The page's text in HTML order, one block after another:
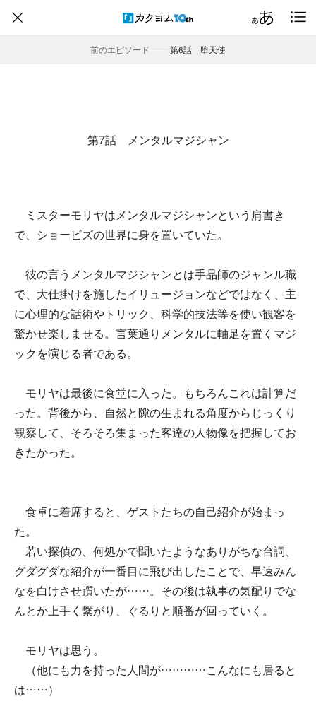
前のエピソード
―― 第6話 堕天使
第7話 メンタルマジシャン
ミスターモリヤはメンタルマジシャンという肩書き
で、ショービズの世界に身を置いていた。
彼の言うメンタルマジシャンとは手品師のジャンル職
で、大仕掛けを施したイリュージョンなどではなく、主
に心理的な話術やトリック、科学的技法等を使い観客を
驚かせ楽しませる。言葉通りメンタルに軸足を置くマジ
ックを演じる者である。
モリヤは最後に食堂に入った。もちろんこれは計算だ
った。背後から、自然と隙の生まれる角度からじっくり
観察して、そろそろ集まった客達の人物像を把握してお
きたかった。
食卓に着席すると、ゲストたちの自己紹介が始まっ
た。
若い探偵の、何処かで聞いたようなありがちな台詞、
グダグダな紹介が一番目に飛び出したことで、早速みん
なを白けさせ躓いたが……。その後は執事の気配りでな
んとか上手く繋がり、ぐるりと順番が回っていく。
モリヤは思う。
（他にも力を持った人間が…………こんなにも居ると
は……）